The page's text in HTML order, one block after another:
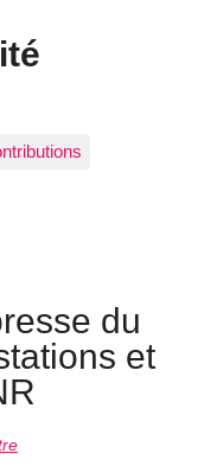
du
et